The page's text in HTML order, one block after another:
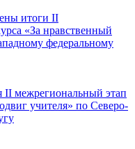
итоги II
«За нравственный
федеральному
II межрегиональный этап
учителя» по Северо-